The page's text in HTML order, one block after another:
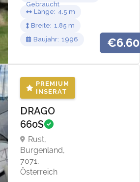
Gebraucht
4.5
Länge
1.85
Breite
1996
Baujahr
DRAGO
660S
Rust,
Burgenland,
7071,
Österreich